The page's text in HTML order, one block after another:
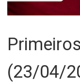
(23/04/